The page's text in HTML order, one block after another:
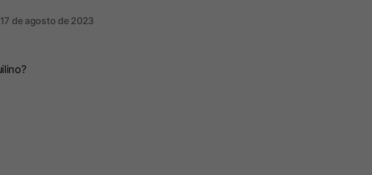
17 de agosto de 2023